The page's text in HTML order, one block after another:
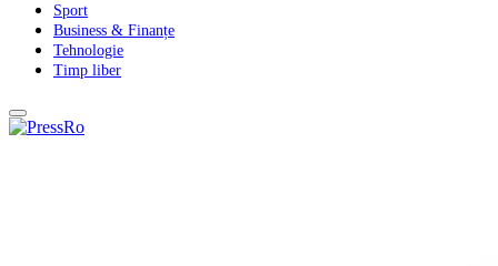
Sport
Business & Finanțe
Tehnologie
Timp liber